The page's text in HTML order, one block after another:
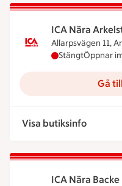
ICA Nära
Allarpsvägen 11,
ICA Nära
StängtÖppnar
Gå
Visa butiksinfo
ICA Nära Backe